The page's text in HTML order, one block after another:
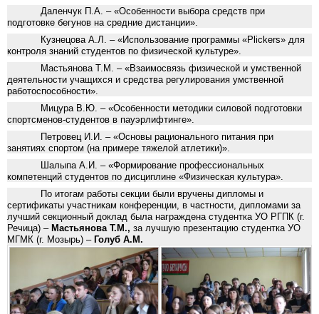
Даленчук П.А. – «Особенности выбора средств при
подготовке бегунов на средние дистанции».
Кузнецова А.Л. – «Использование программы «Plickers» для
контроля знаний студентов по физической культуре».
Мастьянова Т.М. – «Взаимосвязь физической и умственной
деятельности учащихся и средства регулирования умственной
работоспособности».
Мицура В.Ю. – «Особенности методики силовой подготовки
спортсменов-студентов в пауэрлифтинге».
Петровец И.И. – «Основы рационального питания при
занятиях спортом (на примере тяжелой атлетики)».
Шалыпа А.И. – «Формирование профессиональных
компетенций студентов по дисциплине «Физическая культура».
По итогам работы секции были вручены дипломы и
сертификаты участникам конференции, в частности, дипломами за
лучший секционный доклад была награждена студентка УО РГПК (г.
Речица) – Мастьянова Т.М., за лучшую презентацию студентка УО
МГМК (г. Мозырь) – Голуб А.М.